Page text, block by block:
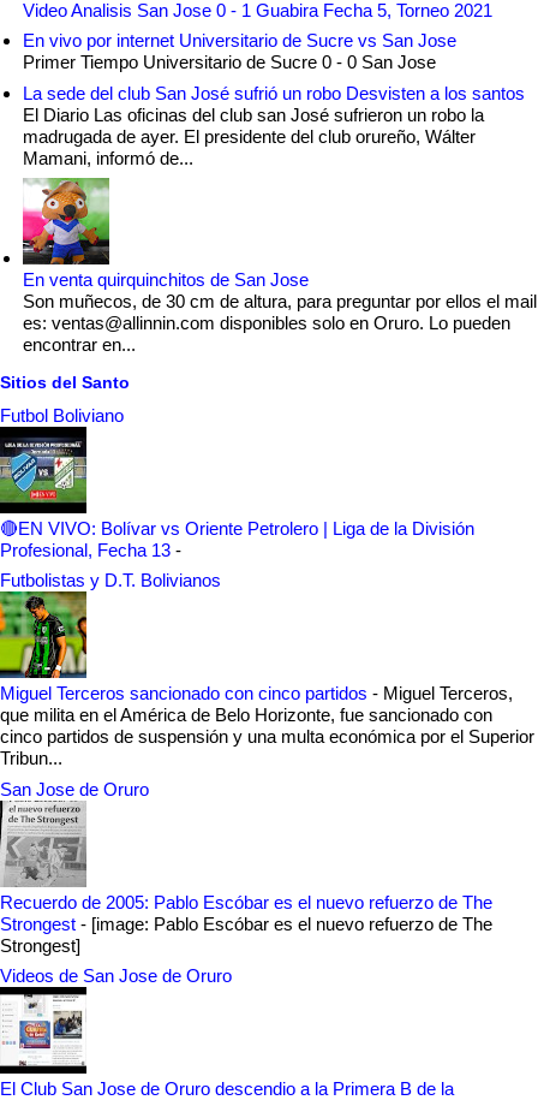
Video Analisis San Jose 0 - 1 Guabira Fecha 5, Torneo 2021
En vivo por internet Universitario de Sucre vs San Jose
Primer Tiempo Universitario de Sucre 0 - 0 San Jose
La sede del club San José sufrió un robo Desvisten a los santos
El Diario Las oficinas del club san José sufrieron un robo la
madrugada de ayer. El presidente del club orureño, Wálter
Mamani, informó de...
En venta quirquinchitos de San Jose
Son muñecos, de 30 cm de altura, para preguntar por ellos el mail
es: ventas@allinnin.com disponibles solo en Oruro. Lo pueden
encontrar en...
Sitios del Santo
Futbol Boliviano
🔴EN VIVO: Bolívar vs Oriente Petrolero | Liga de la División
Profesional, Fecha 13 -
Futbolistas y D.T. Bolivianos
Miguel Terceros sancionado con cinco partidos - Miguel Terceros,
que milita en el América de Belo Horizonte, fue sancionado con
cinco partidos de suspensión y una multa económica por el Superior
Tribun...
San Jose de Oruro
Recuerdo de 2005: Pablo Escóbar es el nuevo refuerzo de The
Strongest - [image: Pablo Escóbar es el nuevo refuerzo de The
Strongest]
Videos de San Jose de Oruro
El Club San Jose de Oruro descendio a la Primera B de la